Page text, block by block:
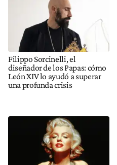
Filippo Sorcinelli, el
diseñador de los Papas: cómo
León XIV lo ayudó a superar
una profunda crisis